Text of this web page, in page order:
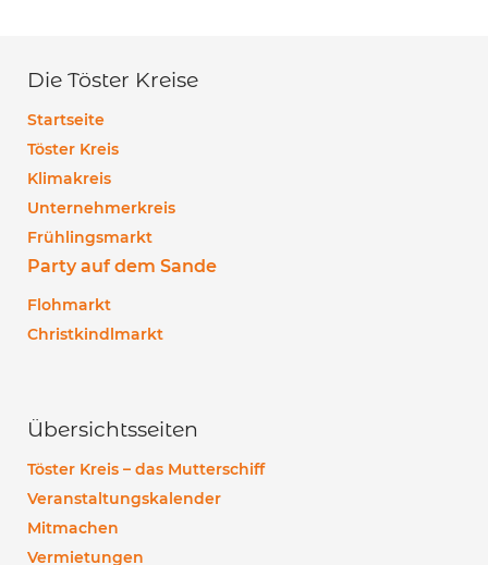
Die Töster Kreise
Startseite
Töster Kreis
Klimakreis
Unternehmerkreis
Frühlingsmarkt
Party auf dem Sande
Flohmarkt
Christkindlmarkt
Übersichtsseiten
Töster Kreis – das Mutterschiff
Veranstaltungskalender
Mitmachen
Vermietungen